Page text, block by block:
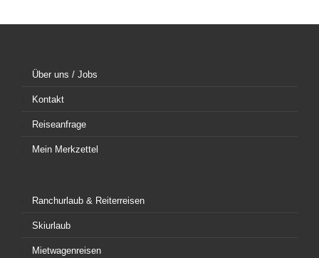
Über uns / Jobs
Kontakt
Reiseanfrage
Mein Merkzettel
Ranchurlaub & Reiterreisen
Skiurlaub
Mietwagenreisen